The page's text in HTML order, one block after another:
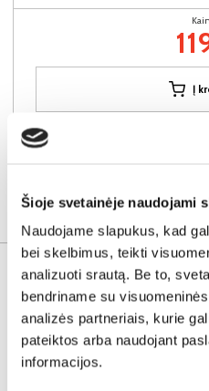
Šioje svetainėje naudojami
Naudojame slapukus, kad
bei skelbimus, teikti
analizuoti srautą. Be to,
bendriname su
analizės partneriais, kurie
pateiktos arba naudojant
informacijos.
Į
KITOS